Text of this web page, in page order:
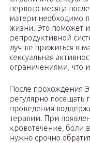
первого месяца
матери необходимо
жизни. Это поможет
репродуктивной
лучше прижиться в
сексуальная
ограничениями, что
После прохождения
регулярно посещать
проведения
терапии. При
кровотечение, боли
нужно срочно